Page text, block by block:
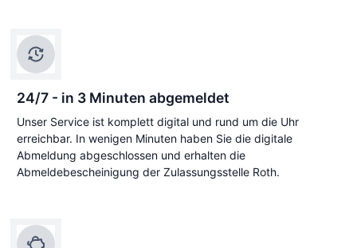
24/7 - in 3 Minuten abgemeldet
Unser Service ist komplett digital und rund um die Uhr
erreichbar. In wenigen Minuten haben Sie die digitale
Abmeldung abgeschlossen und erhalten die
Abmeldebescheinigung der Zulassungsstelle Roth.